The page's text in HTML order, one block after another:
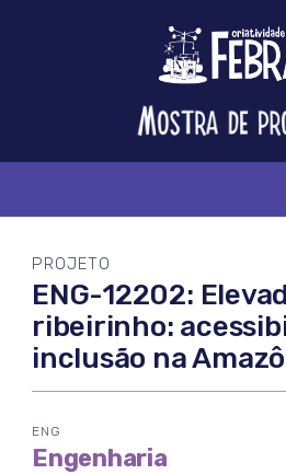
Feira
PROJETO
ENG-12202:
ribeirinho:
inclusão na
ENG
Engenharia